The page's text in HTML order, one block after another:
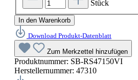
Stück
In den Warenkorb
Download Produkt-Datenblatt
Zum Merkzettel hinzufügen
Produktnummer: SB-RS47150VI
Herstellernummer: 47310